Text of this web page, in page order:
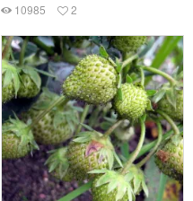
10985 2